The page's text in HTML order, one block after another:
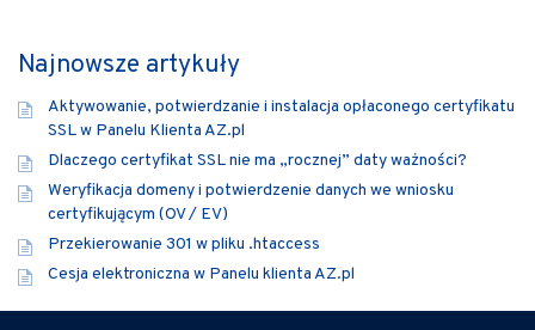
Najnowsze artykuły
Aktywowanie, potwierdzanie i instalacja opłaconego certyfikatu
SSL w Panelu Klienta AZ.pl
Dlaczego certyfikat SSL nie ma „rocznej” daty ważności?
Weryfikacja domeny i potwierdzenie danych we wniosku
certyfikującym (OV / EV)
Przekierowanie 301 w pliku .htaccess
Cesja elektroniczna w Panelu klienta AZ.pl